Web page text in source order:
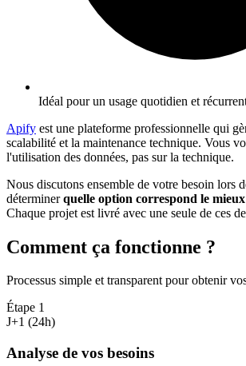
Idéal pour un usage quotidien et
Apify est une plateforme professionnelle qui
scalabilité et la maintenance technique. Vous
l'utilisation des données, pas sur la technique.
Nous discutons ensemble de votre besoin lors
déterminerquelle option correspond le
Chaque projet est livré avec une seule de ces
Comment ça fonctionne ?
Processus simple et transparent pour obtenir
Étape 1
J+1 (24h)
Analyse de vos besoins